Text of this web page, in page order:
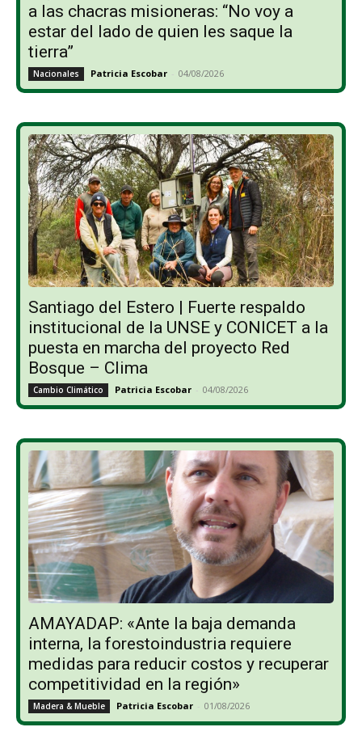
a las chacras misioneras: “No voy a
estar del lado de quien les saque la
tierra”
Nacionales Patricia Escobar - 04/08/2026
Santiago del Estero | Fuerte respaldo
institucional de la UNSE y CONICET a la
puesta en marcha del proyecto Red
Bosque – Clima
Cambio Climático Patricia Escobar - 04/08/2026
AMAYADAP: «Ante la baja demanda
interna, la forestoindustria requiere
medidas para reducir costos y recuperar
competitividad en la región»
Madera & Mueble Patricia Escobar - 01/08/2026